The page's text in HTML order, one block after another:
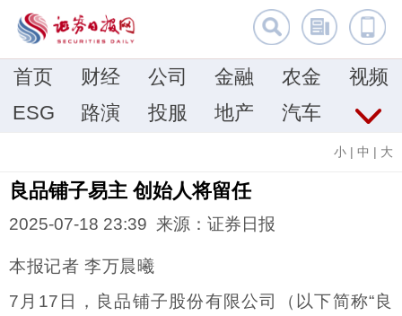
首页 财经 公司 金融 农金
视频
ESG
路演 投服 地产 汽车
小 | 中 | 大
良品铺子易主 创始人将留任
2025-07-18 23:39 来源：证券日报
本报记者 李万晨曦
7月17日，良品铺子股份有限公司（以下简称“良